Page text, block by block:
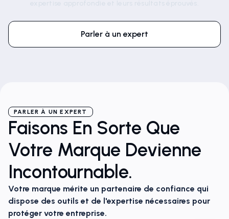
Parler à un expert
PARLER À UN EXPERT
Faisons En Sorte Que
Votre Marque Devienne
Incontournable.
Votre marque mérite un partenaire de confiance qui
dispose des outils et de l'expertise nécessaires pour
protéger votre entreprise.